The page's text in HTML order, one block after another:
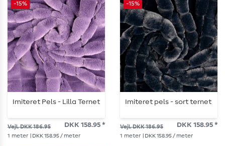
-15%
Imiteret Pels - Lilla Ternet
Vejl. DKK 186.95 DKK 158.95 *
1 meter | DKK 158.95 / meter
-15%
Imiteret pels - sort ternet
Vejl. DKK 186.95 DKK 158.95 *
1 meter | DKK 158.95 / meter